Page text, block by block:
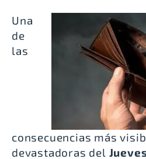
Una
de
las
consecuencias más
devastadoras del